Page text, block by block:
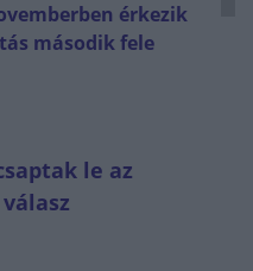
érkezik
második fele
le az